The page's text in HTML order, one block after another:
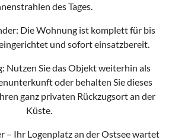
des Tages.
Die Wohnung ist komplett für bis
und sofort einsatzbereit.
Nutzen Sie das Objekt weiterhin als
oder behalten Sie dieses
ganz privaten Rückzugsort an der
Küste.
– Ihr Logenplatz an der Ostsee wartet